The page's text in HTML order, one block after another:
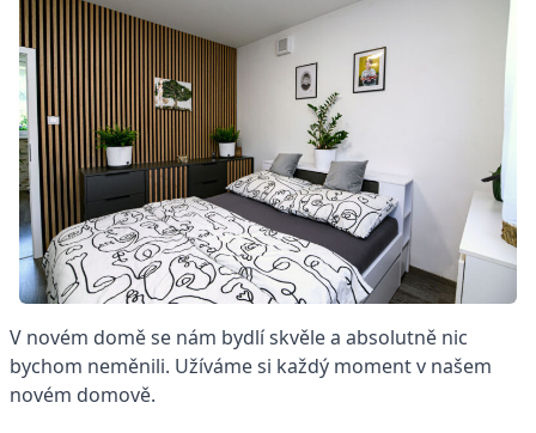
V novém domě se nám bydlí skvěle a absolutně nic
bychom neměnili. Užíváme si každý moment v našem
novém domově.